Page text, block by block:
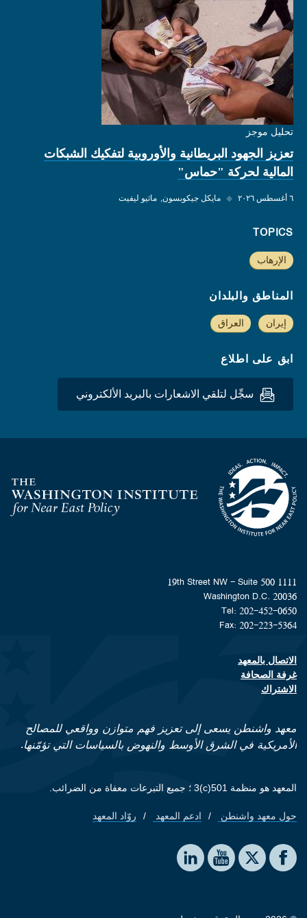
تحليل موجز
تعزيز الجهود البريطانية والأوروبية لتفكيك الشبكات
المالية لحركة "حماس"
٦ أغسطس ٢٠٢٦ ◆ مايكل جيكوبسون ماثيو ليفيت
TOPICS
الإرهاب
المناطق والبلدان
إيران العراق
ابق على اطلاع
سجِّل لتلقي الاشعارات بالبريد الألكتروني
Homepage
1111 19th Street NW - Suite 500
Washington D.C. 20036
Tel: 202-452-0650
Fax: 202-223-5364
Footer contact links
الاتصال بالمعهد
غرفة الصحافة
الاشتراك
معهد واشنطن يسعى إلى تعزيز فهم متوازن وواقعي للمصالح
الأمريكية في الشرق الأوسط والنهوض بالسياسات التي تؤمّنها.
المعهد هو منظمة 501(c)3 ؛ جميع التبرعات معفاة من الضرائب.
Footer quick links
حول معهد واشنطن ادعم المعهد روّاد المعهد
Social media
The Washington Institute on Facebook
The Washington Institute on X
The Washington Institute on YouTube
The Washington Institute on LinkedIn